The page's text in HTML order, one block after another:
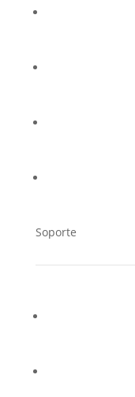
Soporte